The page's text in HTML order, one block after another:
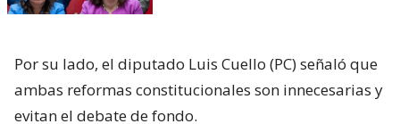
Por su lado, el diputado Luis Cuello (PC) señaló que
ambas reformas constitucionales son innecesarias y
evitan el debate de fondo.